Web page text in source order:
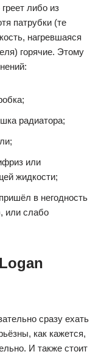
либо из
патрубки (те
нагревшаяся
горячие. Этому
радиатора;
или
жидкости;
в негодность
или слабо
сразу ехать
как кажется,
И также стоит